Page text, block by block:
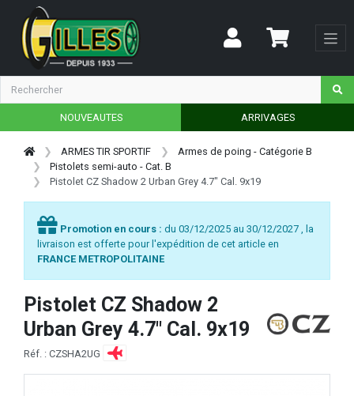
NOUVEAUTES ARRIVAGES
ARMES TIR SPORTIF
Armes de poing - Catégorie B
Pistolets semi-auto - Cat. B
Pistolet CZ Shadow 2 Urban Grey 4.7" Cal. 9x19
Promotion en cours : du 03/12/2025 au 30/12/2027 , la
livraison est offerte pour l'expédition de cet article en
FRANCE METROPOLITAINE
Pistolet CZ Shadow 2
Urban Grey 4.7" Cal. 9x19
Réf. : CZSHA2UG